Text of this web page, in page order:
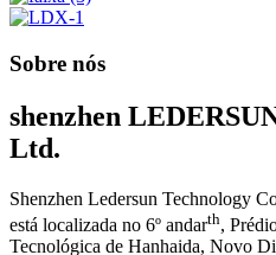
Sobre nós
shenzhen
Ltd.
Shenzhen Ledersun Technology
está localizada no 6º andarth,
Tecnológica de Hanhaida, Novo